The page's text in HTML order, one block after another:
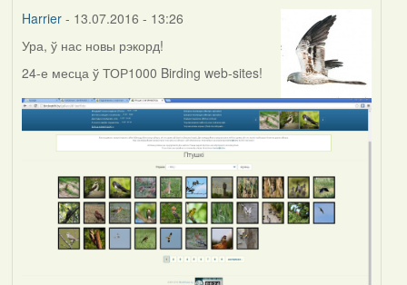
Harrier- 13.07.2016 - 13:26
Ура, ў нас новы рэкорд!
24-е месца ў ТОР1000 Birding web-sites!